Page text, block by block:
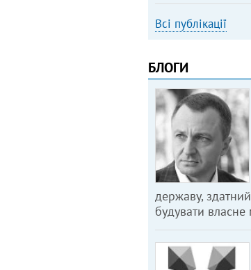
Всі публікації
БЛОГИ
державу,
будувати власне